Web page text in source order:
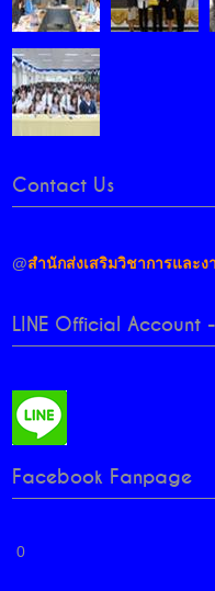
Contact Us
@สำนักส่งเสริมวิชาการและง
LINE Official Account
Facebook Fanpage
0